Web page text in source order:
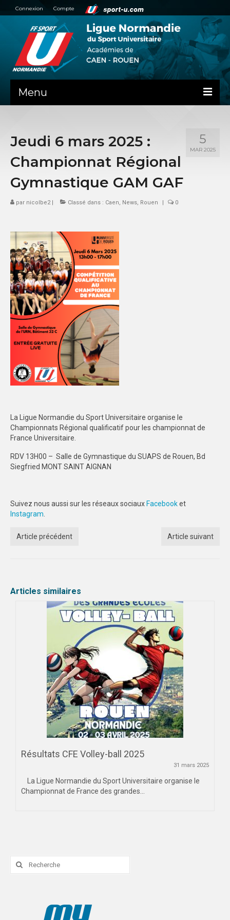
Connexion Compte
Menu
PRÉSENTATION
ADMINISTRATIF
AIDE ADMINISTRATIVE
PV ASSEMBLÉES GÉNÉRALES
DEMANDE DE QE
SPORTS CO
SPORTS IND
FORMATION
COMMUNICATION
VIDÉOTHÈQUE
LOGOTHÈQUE
PARTENAIRES
5
MAR 2025
Jeudi 6 mars 2025 :
Championnat Régional
Gymnastique GAM GAF
par nicolbe2| Classé dans : Caen, News, Rouen | 0
La Ligue Normandie du Sport Universitaire organise le
Championnats Régional qualificatif pour les championnat de
France Universitaire.
RDV 13H00 – Salle de Gymnastique du SUAPS de Rouen, Bd
Siegfried MONT SAINT AIGNAN
Suivez nous aussi sur les réseaux sociaux Facebooket
Instagram
Article précédent Article suivant
Articles similaires
Résultats CFE Volley-ball 2025
31 mars 2025
La Ligue Normandie du Sport Universitaire organise le
Championnat de France des grandes...
Rechercher